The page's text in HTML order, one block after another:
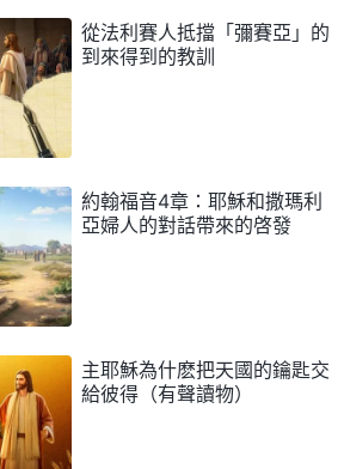
從法利賽人抵擋「彌賽亞」的
到來得到的教訓
約翰福音4章：耶穌和撒瑪利
亞婦人的對話帶來的啓發
主耶穌為什麽把天國的鑰匙交
給彼得（有聲讀物）